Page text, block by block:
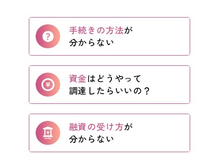
ADMINISTRATIVE SCRIVENER CORPORATION
キークレア行政書士法人
建設業関連サポート
ワンストップ士業サポート
建設業者様向け
SOCIAL AND LABOR CORPORATION
キークレア社会保険労務士法人
手続きの方法が
分からない
資金はどうやって
調達したらいいの？
融資の受け方が
分からない